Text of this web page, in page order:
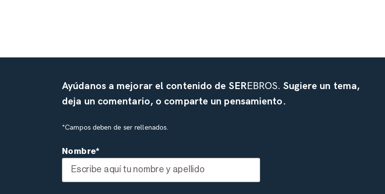
Ayúdanos a mejorar el contenido de SEREBROS. Sugiere un tema,
deja un comentario, o comparte un pensamiento.
*Campos deben de ser rellenados.
Nombre*